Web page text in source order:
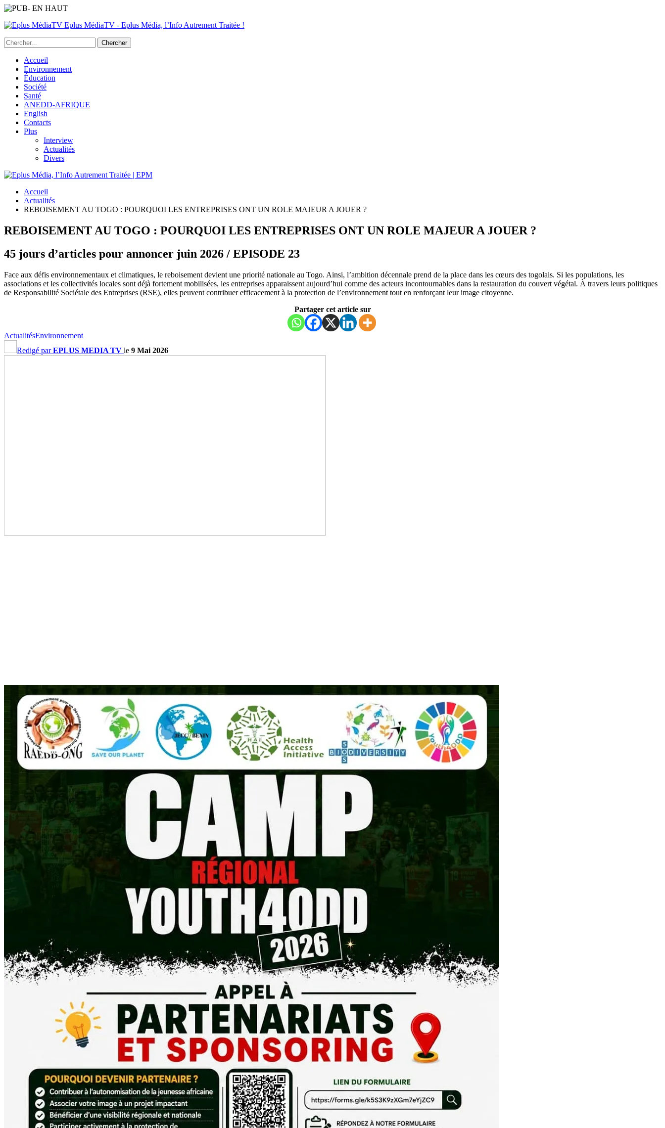
Eplus MédiaTV - Eplus Média, l’Info Autrement Traitée !
Accueil
Environnement
Éducation
Société
Santé
ANEDD-AFRIQUE
English
Contacts
Plus
Interview
Actualités
Divers
Accueil
Actualités
REBOISEMENT AU TOGO : POURQUOI LES ENTREPRISES ONT UN ROLE MAJEUR A JOUER ?
REBOISEMENT AU TOGO : POURQUOI LES ENTREPRISES ONT UN ROLE MAJEUR A JOUER ?
45 jours d’articles pour annoncer juin 2026 / EPISODE 23
Face aux défis environnementaux et climatiques, le reboisement devient une priorité nationale au Togo. Ainsi, l’ambition décennale prend de la place dans les cœurs des togolais. Si les populations, les
associations et les collectivités locales sont déjà fortement mobilisées, les entreprises apparaissent aujourd’hui comme des acteurs incontournables dans la restauration du couvert végétal. À travers leurs politiques
de Responsabilité Sociétale des Entreprises (RSE), elles peuvent contribuer efficacement à la protection de l’environnement tout en renforçant leur image citoyenne.
Partager cet article sur
ActualitésEnvironnement
Redigé parEPLUS MEDIA TV le 9 Mai 2026